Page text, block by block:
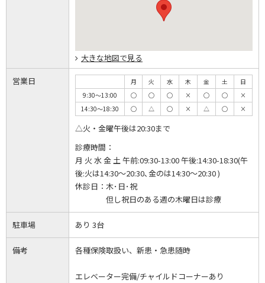
大きな地図で見る
営業日 月 火 水 木 金 土
日
9:30～13:00
◯ ◯ ◯ × ◯ ◯
×
14:30～18:30
◯ △ ◯ × △ ◯ ×
△火・金曜午後は20:30まで
診療時間：
月 火 水 金 土 午前:09:30-13:00 午後:14:30-18:30(午
後:火は14:30～20:30､金のは14:30～20:30 )
休診日： 木･日･祝
但し祝日のある週の木曜日は診療
駐車場 あり 3台
備考 各種保険取扱い、新患・急患随時
エレベーター完備/チャイルドコーナーあり